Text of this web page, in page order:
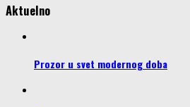
Aktuelno
Prozor u svet modernog doba